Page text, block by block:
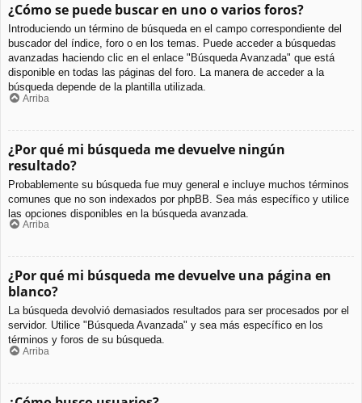
¿Cómo se puede buscar en uno o varios foros?
Introduciendo un término de búsqueda en el campo correspondiente del
buscador del índice, foro o en los temas. Puede acceder a búsquedas
avanzadas haciendo clic en el enlace "Búsqueda Avanzada" que está
disponible en todas las páginas del foro. La manera de acceder a la
búsqueda depende de la plantilla utilizada.
Arriba
¿Por qué mi búsqueda me devuelve ningún
resultado?
Probablemente su búsqueda fue muy general e incluye muchos términos
comunes que no son indexados por phpBB. Sea más específico y utilice
las opciones disponibles en la búsqueda avanzada.
Arriba
¿Por qué mi búsqueda me devuelve una página en
blanco?
La búsqueda devolvió demasiados resultados para ser procesados por el
servidor. Utilice "Búsqueda Avanzada" y sea más específico en los
términos y foros de su búsqueda.
Arriba